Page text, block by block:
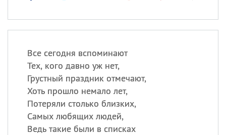
Все сегодня вспоминают
Тех, кого давно уж нет,
Грустный праздник отмечают,
Хоть прошло немало лет,
Потеряли столько близких,
Самых любящих людей,
Ведь такие были в списках